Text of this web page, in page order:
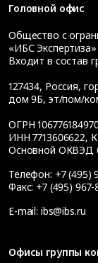
Головной офис
Общество с
«ИБС Экспертиза»
Входит в состав
127434, Россия,
дом 9Б, эт/пом/
ОГРН
ИНН 7713606622,
Основной ОКВЭД
Телефон: +7 (495)
Факс: +7 (495) 967-
E-mail: ibs@ibs.ru
Офисы группы